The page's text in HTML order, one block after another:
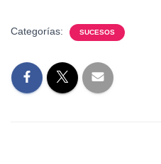
Categorías: SUCESOS